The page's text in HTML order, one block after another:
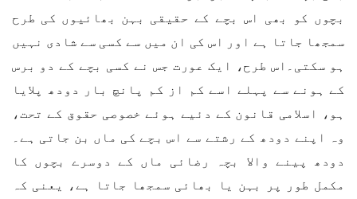
بچوں کو بھی اس بچے کے حقیقی بہن بھائیوں کی طرح
سمجھا جاتا ہے اور اس کی ان میں سے کسی سے شادی نہیں
ہو سکتی۔اس طرح، ایک عورت جس نے کسی بچے کے دو برس
کے ہونے سے پہلے اسے کم از کم پانچ بار دودھ پلایا
ہو، اسلامی قانون کے دئیے ہوئے خصوصی حقوق کے تحت،
وہ اپنے دودھ کے رشتے سے اس بچے کی ماں بن جاتی ہے۔
دودھ پینے والا بچہ رضائی ماں کے دوسرے بچوں کا
مکمل طور پر بہن یا بھائی سمجھا جاتا ہے، یعنی کہ